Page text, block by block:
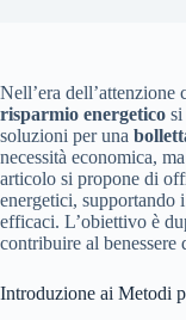
Nell’era dell’attenzione
risparmio energetico si
soluzioni per una
necessità economica,
articolo si propone di
energetici, supportando
efficaci. L’obiettivo è
contribuire al benessere
Introduzione ai Metodi